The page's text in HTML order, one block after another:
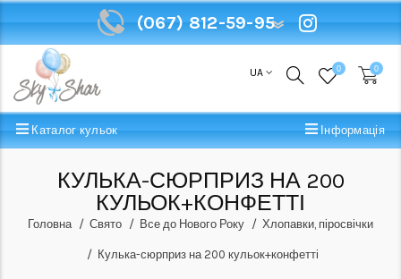
(067) 812-59-95
UA 0 0
Каталог кульок Інформація
КУЛЬКА-СЮРПРИЗ НА 200
КУЛЬОК+КОНФЕТТІ
Головна Свято Все до Нового Року Хлопавки, піросвічки
Кулька-сюрприз на 200 кульок+конфетті